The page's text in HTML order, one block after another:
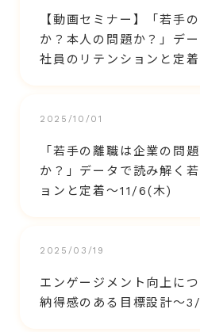
【動画セミナー】「若手
か？本人の問題か？」デ
社員のリテンションと定
2025/10/01
「若手の離職は企業の問
か？」データで読み解く
ョンと定着～11/6(木)
2025/03/19
エンゲージメント向上に
納得感のある目標設計～